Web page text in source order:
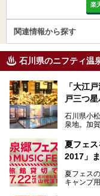
楽
関連情報から探す
石川県のニフティ温
「大江
戸三つ
石川県小
泉地。加
その粟津
ル」（以
ルで、昨
2025年7
夏フェ
2017」
夏フェス
キャンプ